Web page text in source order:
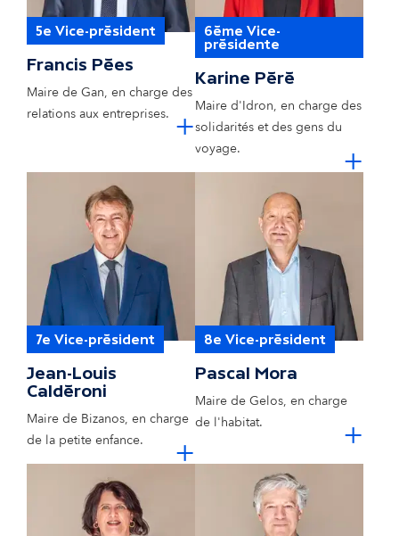
5e Vice-président
Francis Pées
Maire de Gan, en charge des
relations aux entreprises. +cliquer pour
6ème Vice-
présidente
Karine Péré
Maire d'Idron, en charge des
solidarités et des gens du
voyage.
+
7e Vice-président
Jean-Louis
Caldéroni
Maire de Bizanos, en charge
de la petite enfance.
+cliquer pour
8e Vice-président
Pascal Mora
Maire de Gelos, en charge
de l'habitat.
+